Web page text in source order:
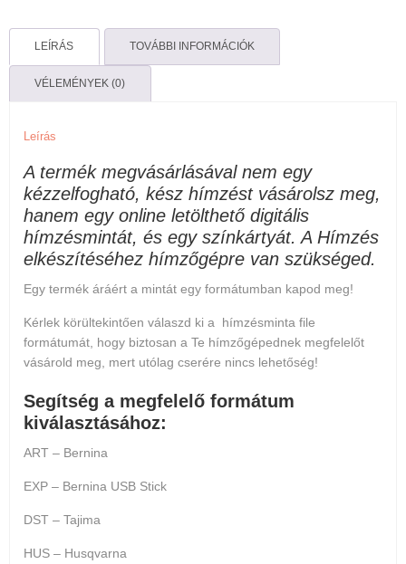
LEÍRÁS TOVÁBBI INFORMÁCIÓK
VÉLEMÉNYEK (0)
Leírás
A termék megvásárlásával nem egy
kézzelfogható, kész hímzést vásárolsz meg,
hanem egy online letölthető digitális
hímzésmintát, és egy színkártyát. A Hímzés
elkészítéséhez hímzőgépre van szükséged.
Egy termék áráért a mintát egy formátumban kapod meg!
Kérlek körültekintően válaszd ki a hímzésminta file
formátumát, hogy biztosan a Te hímzőgépednek megfelelőt
vásárold meg, mert utólag cserére nincs lehetőség!
Segítség a megfelelő formátum
kiválasztásához:
ART – Bernina
EXP – Bernina USB Stick
DST – Tajima
HUS – Husqvarna